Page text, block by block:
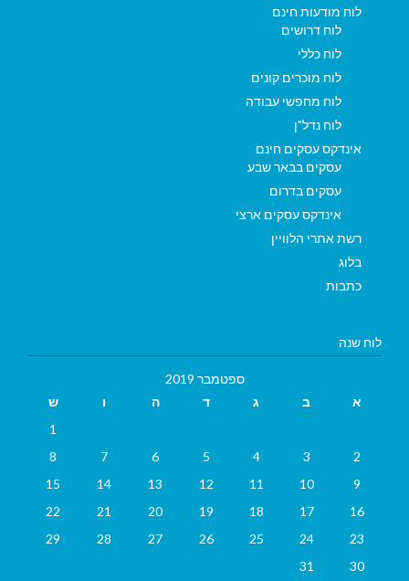
לוח מודעות חינם
לוח דרושים
לוח כללי
לוח מוכרים קונים
לוח מחפשי עבודה
לוח נדל"ן
אינדקס עסקים חינם
עסקים בבאר שבע
עסקים בדרום
אינדקס עסקים ארצי
רשת אתרי הלוויין
בלוג
כתבות
לוח שנה
ספטמבר 2019
א
ב ג ד ה ו
ש
1
2
3
4
5
6
7
8
9
10
11
12
13
14
15
16
17
18
19
20
21
22
23
24
25
26
27
28
29
30
31